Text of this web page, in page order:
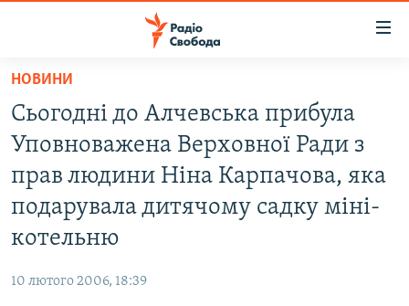
Перейти
основного
матеріалу
до
основної
навігації
до
ВСЕ ЗА ДОБУ
РОСІЙСЬКА «ФІЛЬТРАЦІЯ»
НОВИНИ
Сьогодні до Алчевська прибула
Уповноважена Верховної Ради з
прав людини Ніна Карпачова, яка
подарувала дитячому садку міні-
котельню
10 лютого 2006, 18:39